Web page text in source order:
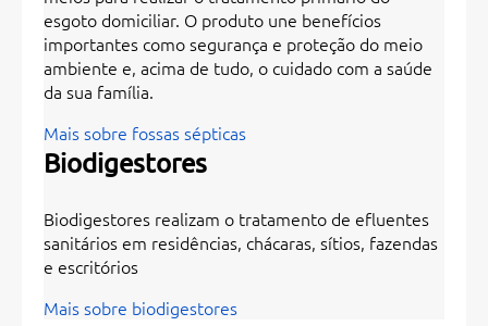
esgoto domiciliar. O produto une benefícios
importantes como segurança e proteção do meio
ambiente e, acima de tudo, o cuidado com a saúde
da sua família.
Mais sobre fossas sépticas
Biodigestores
Biodigestores realizam o tratamento de efluentes
sanitários em residências, chácaras, sítios, fazendas
e escritórios
Mais sobre biodigestores